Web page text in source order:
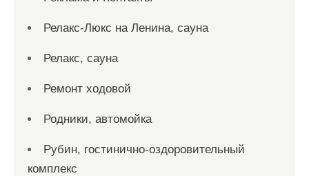
Релакс-Люкс на Ленина, сауна
Релакс, сауна
Ремонт ходовой
Родники, автомойка
Рубин, гостинично-оздоровительный
комплекс